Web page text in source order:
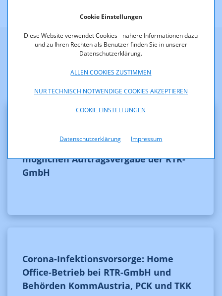
Cookie Einstellungen
Diese Website verwendet Cookies - nähere Informationen dazu
und zu Ihren Rechten als Benutzer finden Sie in unserer
Datenschutzerklärung.
ALLEN COOKIES ZUSTIMMEN
NUR TECHNISCH NOTWENDIGE COOKIES AKZEPTIEREN
COOKIE EINSTELLUNGEN
Datenschutzerklärung Impressum
Weitere Neuigkeiten
Presseaussendungen betreffend einer
möglichen Auftragsvergabe der RTR-
GmbH
Corona-Infektionsvorsorge: Home
Office-Betrieb bei RTR-GmbH und
Behörden KommAustria, PCK und TKK